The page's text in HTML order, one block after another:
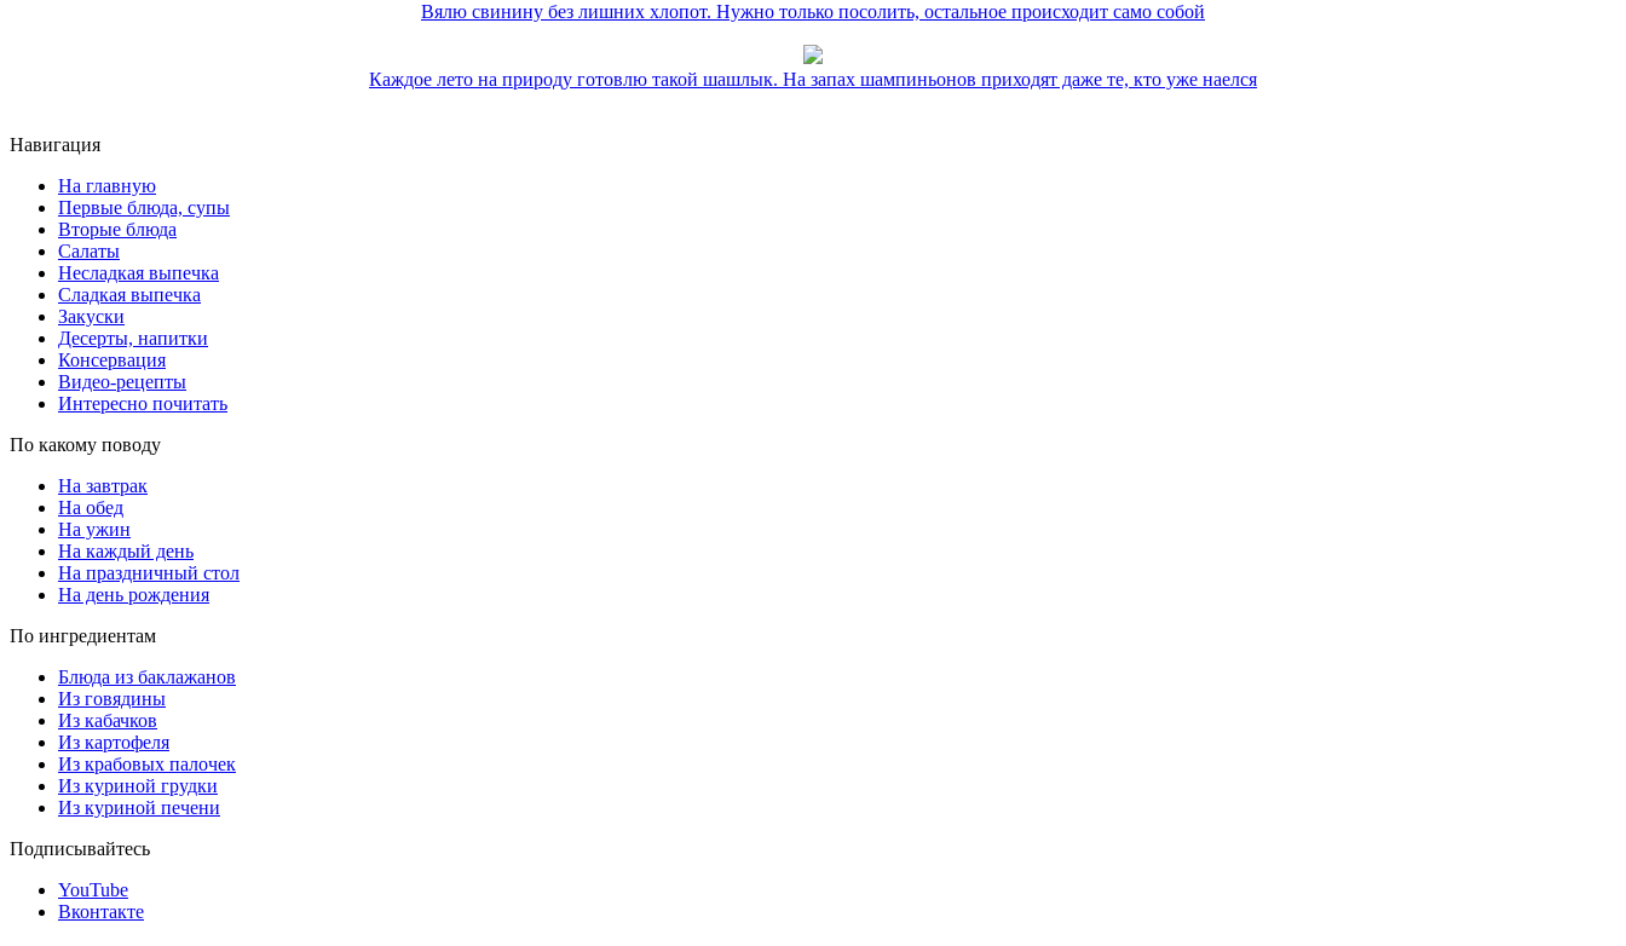
Вялю свинину без лишних хлопот. Нужно только посолить, остальное происходит само собой
Каждое лето на природу готовлю такой шашлык. На запах шампиньонов приходят даже те, кто уже наелся
Навигация
На главную
Первые блюда, супы
Вторые блюда
Салаты
Несладкая выпечка
Сладкая выпечка
Закуски
Десерты, напитки
Консервация
Видео-рецепты
Интересно почитать
По какому поводу
На завтрак
На обед
На ужин
На каждый день
На праздничный стол
На день рождения
По ингредиентам
Блюда из баклажанов
Из говядины
Из кабачков
Из картофеля
Из крабовых палочек
Из куриной грудки
Из куриной печени
Подписывайтесь
YouTube
Вконтакте